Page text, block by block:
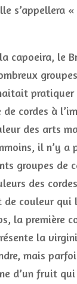
s’appellera «
capoeira, le
pratiquer
cordes à
des arts
il n’y a
groupes de
des
de couleur qui
la première
la
mais
d’un fruit qui